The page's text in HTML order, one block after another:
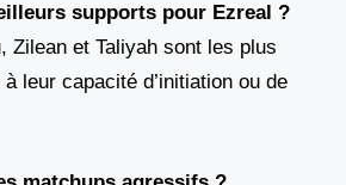
supports pour Ezreal ?
Zilean et Taliyah sont les plus
leur capacité d’initiation ou de